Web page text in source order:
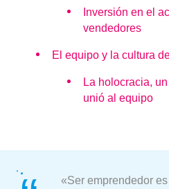
Inversión en el
vendedores
El equipo y la cultura
La holocracia,
unió al equipo
«Ser emprendedor